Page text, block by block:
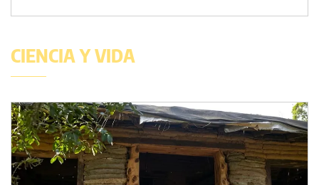
CIENCIA Y VIDA